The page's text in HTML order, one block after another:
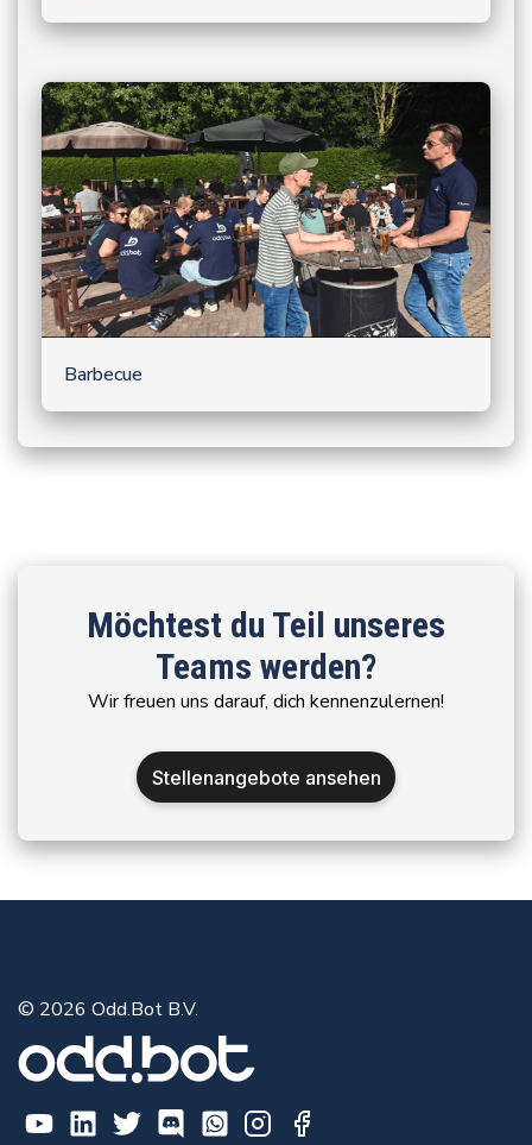
Barbecue
Möchtest du Teil unseres
Teams werden?
Wir freuen uns darauf, dich kennenzulernen!
Stellenangebote ansehen
© 2026 Odd.Bot B.V.